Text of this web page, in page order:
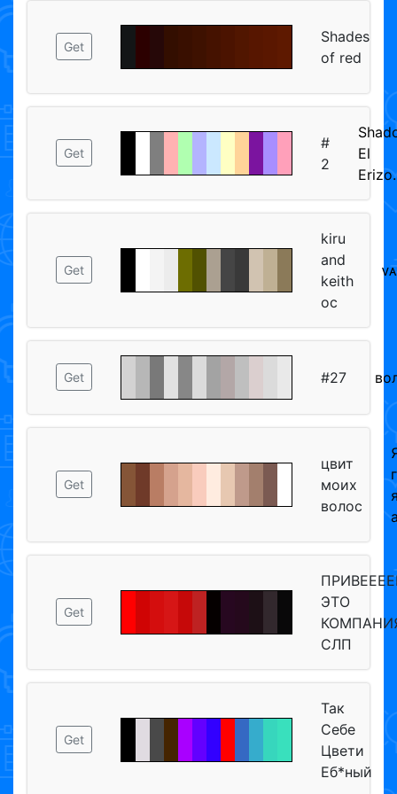
Get
Shades
of red
Get
#
2
El
Erizo.
Get
kiru
and
keith
oc
Get #27
Get
цвит
моих
волос
Get
ЭТО
СЛП
Get
Так
Себе
Цвети
Еб*ный